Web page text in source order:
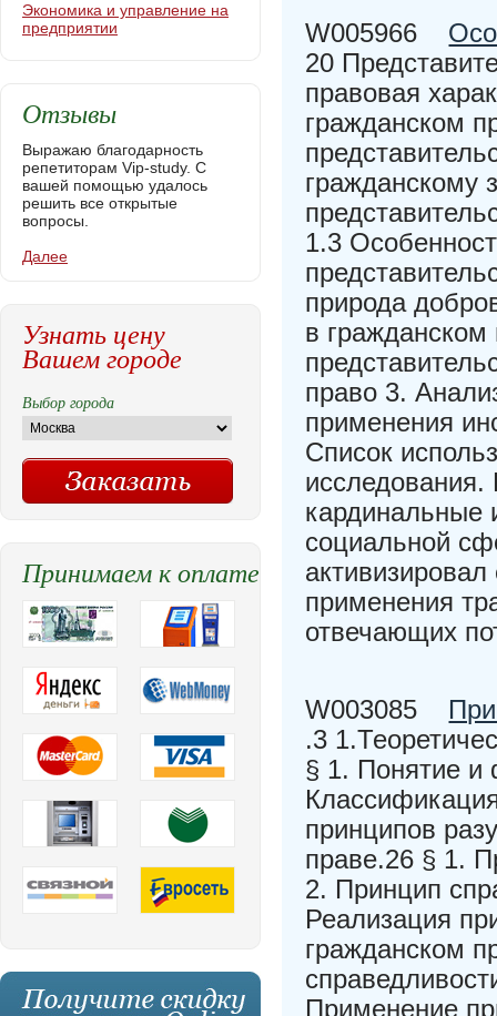
W005966
20
правовая
гражданском
гражданскому
1.3
природа
в
право 3.
применения
Список
кардинальные
социальной
применения
отвечающих
W003085
.3
§ 1. Понятие и
принципов
праве.26 § 1.
2. Принцип
Реализация
гражданском
Применение
Экономика и управление на
предприятии
Отзывы
Выражаю благодарность
репетиторам Vip-study. С
вашей помощью удалось
решить все открытые
вопросы.
Далее
Узнать цену
Вашем городе
Выбор города
Принимаем к оплате